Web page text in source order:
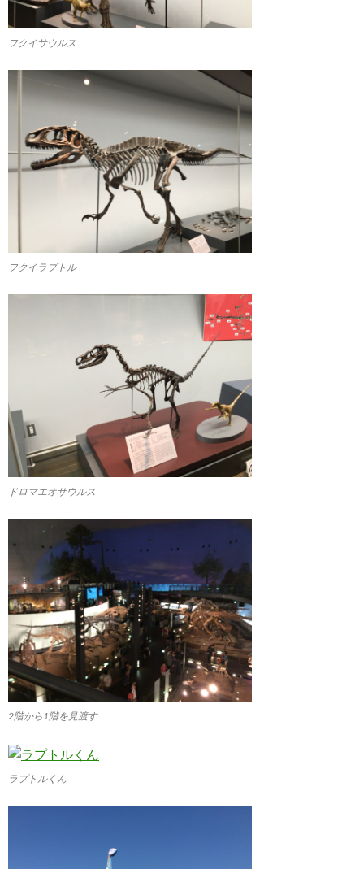
フクイサウルス
フクイラプトル
ドロマエオサウルス
2階から1階を見渡す
ラプトルくん